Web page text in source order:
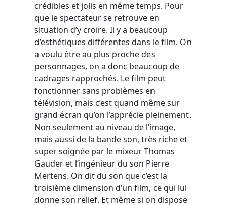
crédibles et jolis en même temps. Pour
que le spectateur se retrouve en
situation d’y croire. Il y a beaucoup
d’esthétiques différentes dans le film. On
a voulu être au plus proche des
personnages, on a donc beaucoup de
cadrages rapprochés. Le film peut
fonctionner sans problèmes en
télévision, mais c’est quand même sur
grand écran qu’on l’apprécie pleinement.
Non seulement au niveau de l’image,
mais aussi de la bande son, très riche et
super soignée par le mixeur Thomas
Gauder et l’ingénieur du son Pierre
Mertens. On dit du son que c’est la
troisième dimension d’un film, ce qui lui
donne son relief. Et même si on dispose